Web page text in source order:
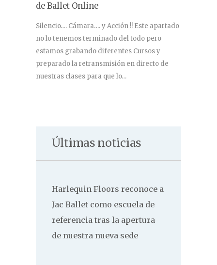
de Ballet Online
Silencio…. Cámara…. y Acción !! Este apartado
no lo tenemos terminado del todo pero
estamos grabando diferentes Cursos y
preparado la retransmisión en directo de
nuestras clases para que lo…
Últimas noticias
Harlequin Floors reconoce a
Jac Ballet como escuela de
referencia tras la apertura
de nuestra nueva sede